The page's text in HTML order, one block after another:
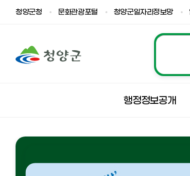
청양군청 문화관광포털 청양군일자리정보망
행정정보공개